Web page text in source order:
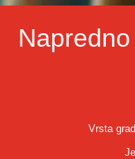
Napredno
Vrsta